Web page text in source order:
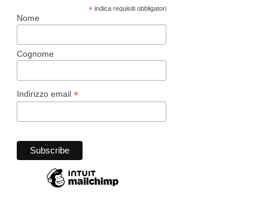
*indica requisiti obbligatori
Nome
Cognome
Indirizzo email *